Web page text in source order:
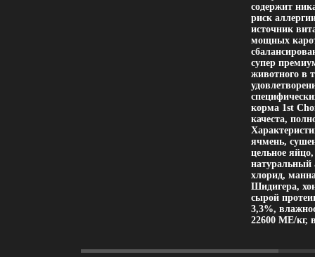
содержит
риск
источник
мощных
супер
животного в
корма 1st
качеста,
ячмень,
цельное
натуральный
хлорид,
Шидигера,
сырой
3,3%,
22600 МЕ/кг,